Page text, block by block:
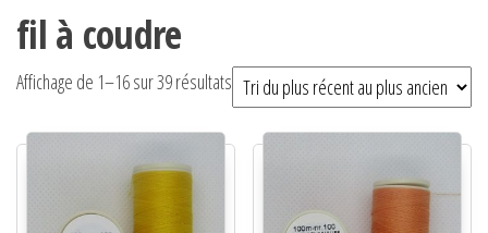
fil à coudre
Affichage de 1–16 sur 39 résultats Trié du plus récent au plus ancien